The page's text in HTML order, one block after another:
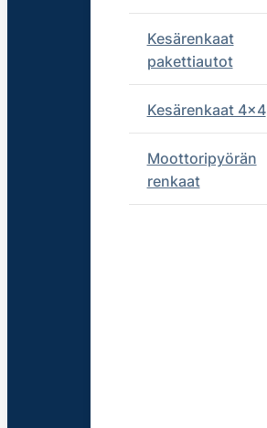
Kesärenkaat
pakettiautot
Kesärenkaat 4x4
Moottoripyörän
renkaat